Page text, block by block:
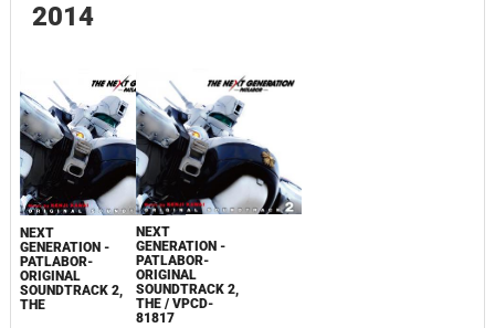
2014
NEXT
GENERATION -
PATLABOR-
ORIGINAL
SOUNDTRACK 2,
THE
NEXT
GENERATION -
PATLABOR-
ORIGINAL
SOUNDTRACK 2,
THE / VPCD-
81817